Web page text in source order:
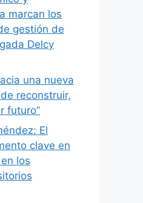
marcan los
gestión de
Delcy
una nueva
reconstruir,
futuro”
El
clave en
los